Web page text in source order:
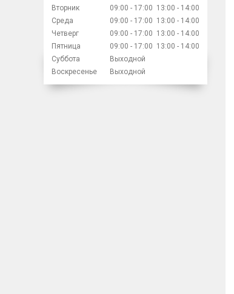
Вторник
09:00 17:00 13:00
14:00
Среда
09:00 17:00 13:00
14:00
Четверг
09:00 17:00 13:00
14:00
Пятница
09:00 17:00 13:00
14:00
Суббота
Выходной
Воскресенье
Выходной